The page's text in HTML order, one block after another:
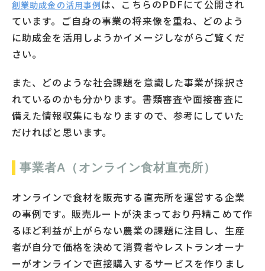
創業助成金の活用事例は、こちらのPDFにて公開され
ています。ご自身の事業の将来像を重ね、どのよう
に助成金を活用しようかイメージしながらご覧くだ
さい。
また、どのような社会課題を意識した事業が採択さ
れているのかも分かります。書類審査や面接審査に
備えた情報収集にもなりますので、参考にしていた
だければと思います。
事業者A（オンライン食材直売所）
オンラインで食材を販売する直売所を運営する企業
の事例です。販売ルートが決まっており丹精こめて作
るほど利益が上がらない農業の課題に注目し、生産
者が自分で価格を決めて消費者やレストランオーナ
ーがオンラインで直接購入するサービスを作りまし